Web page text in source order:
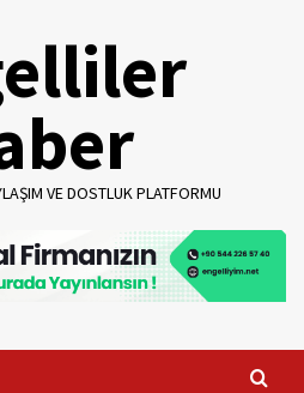
VE DOSTLUK PLATFORMU